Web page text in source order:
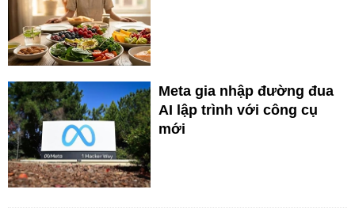
Meta gia nhập đường đua
AI lập trình với công cụ
mới